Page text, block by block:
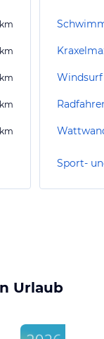
km
km
km
km
km
Urlaub